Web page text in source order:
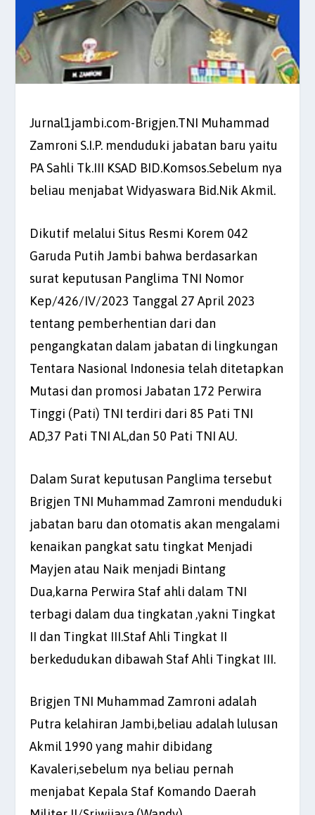
Jurnal1jambi.com-Brigjen.TNI Muhammad
Zamroni S.I.P. menduduki jabatan baru yaitu
PA Sahli Tk.III KSAD BID.Komsos.Sebelum nya
beliau menjabat Widyaswara Bid.Nik Akmil.
Dikutif melalui Situs Resmi Korem 042
Garuda Putih Jambi bahwa berdasarkan
surat keputusan Panglima TNI Nomor
Kep/426/IV/2023 Tanggal 27 April 2023
tentang pemberhentian dari dan
pengangkatan dalam jabatan di lingkungan
Tentara Nasional Indonesia telah ditetapkan
Mutasi dan promosi Jabatan 172 Perwira
Tinggi (Pati) TNI terdiri dari 85 Pati TNI
AD,37 Pati TNI AL,dan 50 Pati TNI AU.
Dalam Surat keputusan Panglima tersebut
Brigjen TNI Muhammad Zamroni menduduki
jabatan baru dan otomatis akan mengalami
kenaikan pangkat satu tingkat Menjadi
Mayjen atau Naik menjadi Bintang
Dua,karna Perwira Staf ahli dalam TNI
terbagi dalam dua tingkatan ,yakni Tingkat
II dan Tingkat III.Staf Ahli Tingkat II
berkedudukan dibawah Staf Ahli Tingkat III.
Brigjen TNI Muhammad Zamroni adalah
Putra kelahiran Jambi,beliau adalah lulusan
Akmil 1990 yang mahir dibidang
Kavaleri,sebelum nya beliau pernah
menjabat Kepala Staf Komando Daerah